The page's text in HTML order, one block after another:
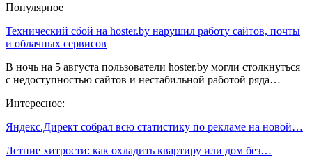
Популярное
Технический сбой на hoster.by нарушил работу сайтов, почты
и облачных сервисов
В ночь на 5 августа пользователи hoster.by могли столкнуться
с недоступностью сайтов и нестабильной работой ряда…
Интересное:
Яндекс.Директ собрал всю статистику по рекламе на новой…
Летние хитрости: как охладить квартиру или дом без…